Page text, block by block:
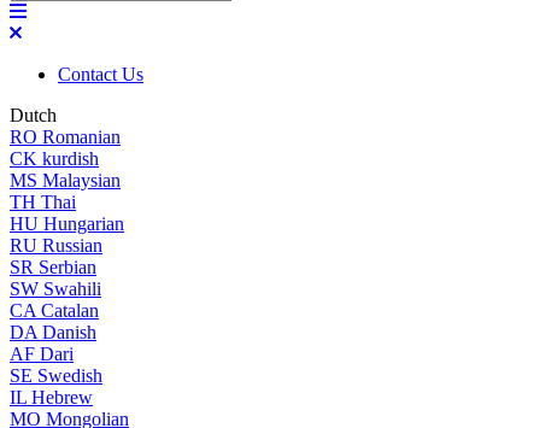
Contact Us
Dutch
RO Romanian
CK kurdish
MS Malaysian
TH Thai
HU Hungarian
RU Russian
SR Serbian
SW Swahili
CA Catalan
DA Danish
AF Dari
SE Swedish
IL Hebrew
MO Mongolian